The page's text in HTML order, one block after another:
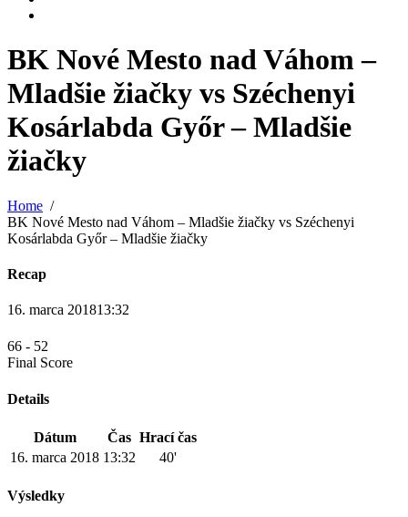
BK Nové Mesto nad Váhom –
Mladšie žiačky vs Széchenyi
Kosárlabda Győr – Mladšie
žiačky
Home
BK Nové Mesto nad Váhom – Mladšie žiačky vs Széchenyi
Kosárlabda Győr – Mladšie žiačky
Recap
16. marca 201813:32
66 - 52
Final Score
Details
Dátum Čas Hrací čas
16. marca 2018 13:32 40'
Výsledky